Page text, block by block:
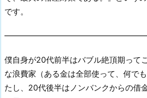
です。
僕自身が20代前半はバブル絶頂期って
な浪費家（ある金は全部使って、何で
たし、20代後半はノンバンクからの借